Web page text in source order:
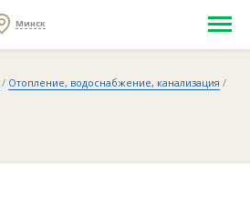
Минск
/ Отопление, водоснабжение, канализация /